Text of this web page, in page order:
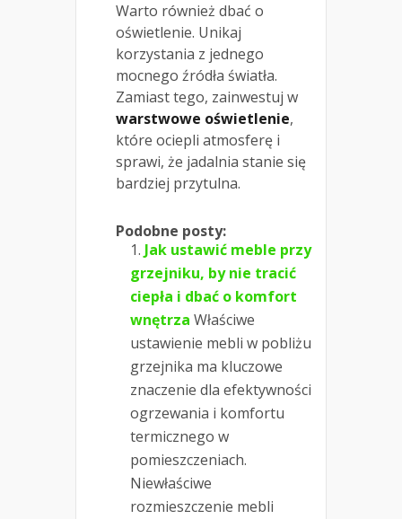
Warto również dbać o
oświetlenie. Unikaj
korzystania z jednego
mocnego źródła światła.
Zamiast tego, zainwestuj w
warstwowe oświetlenie,
które ociepli atmosferę i
sprawi, że jadalnia stanie się
bardziej przytulna.
Podobne posty:
Jak ustawić meble przy
grzejniku, by nie tracić
ciepła i dbać o komfort
wnętrza Właściwe
ustawienie mebli w pobliżu
grzejnika ma kluczowe
znaczenie dla efektywności
ogrzewania i komfortu
termicznego w
pomieszczeniach.
Niewłaściwe
rozmieszczenie mebli